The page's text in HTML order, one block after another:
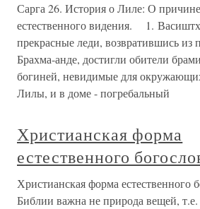
Сарга 26. История о Лиле: О
естественного видения. 1.
прекрасные леди, возвратившись из
Брахма-анде, достигли обители
богиней, невидимые для
Лилы, и в доме - погребальный
Христианская форма
естественного
Христианская форма естественного
Библии важна не природа вещей,